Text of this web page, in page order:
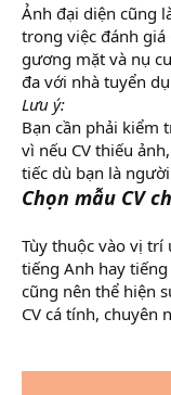
Ảnh đại diện cũng
trong việc đánh giá
gương mặt và nụ
đa với nhà tuyển
Lưu ý:
Bạn cần phải kiểm
vì nếu CV thiếu
tiếc dù bạn là
Chọn mẫu CV
Tùy thuộc vào vị trí
tiếng Anh hay
cũng nên thể hiện
CV cá tính, chuyên